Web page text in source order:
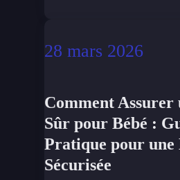
28 mars 2026
Comment Assurer
Sûr pour Bébé :
Pratique pour
Sécurisée